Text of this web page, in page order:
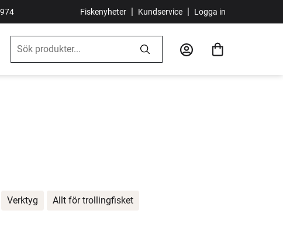
Fiskenyheter | Kundservice | Logga in
Verktyg Allt för trollingfisket